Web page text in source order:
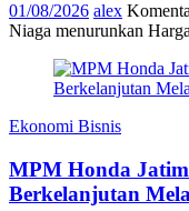
01/08/2026 alex
Niaga menurunkan
Ekonomi Bisnis
MPM Honda
Berkelanjutan